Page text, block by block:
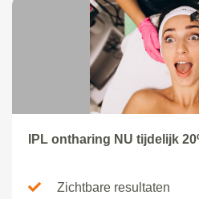
IPL ontharing NU tijdelijk
Zichtbare resultaten